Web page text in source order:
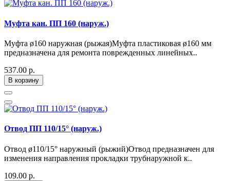
Муфта кан. ПП 160 (наруж.)
Муфта ø160 наружная (рыжая)Муфта пластиковая ø160 мм
предназначена для ремонта поврежденных линейных..
537.00 р.
В корзину
Отвод ПП 110/15° (наруж.)
Отвод ø110/15° наружный (рыжий)Отвод предназначен для
изменения направления прокладки трубнаружной к..
109.00 р.